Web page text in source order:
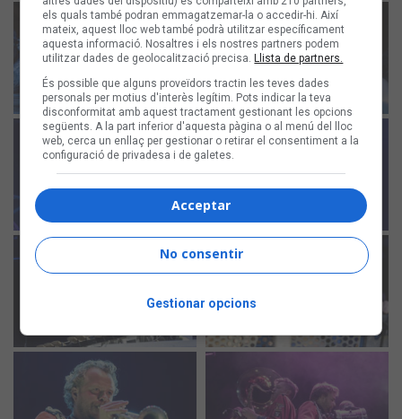
els quals també podran emmagatzemar-la o accedir-hi. Així
mateix, aquest lloc web també podrà utilitzar específicament
aquesta informació. Nosaltres i els nostres partners podem
utilitzar dades de geolocalització precisa. Llista de partners.
És possible que alguns proveïdors tractin les teves dades
personals per motius d'interès legítim. Pots indicar la teva
disconformitat amb aquest tractament gestionant les opcions
següents. A la part inferior d'aquesta pàgina o al menú del lloc
web, cerca un enllaç per gestionar o retirar el consentiment a la
configuració de privadesa i de galetes.
Acceptar
No consentir
Gestionar opcions